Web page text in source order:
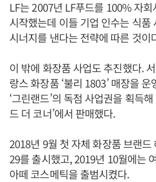
LF는 2007년 LF푸드를 100% 자
시작했는데 이들 기업 인수는 식품
시너지를 낸다는 전략에 따른 것이
이 밖에 화장품 사업도 추진했다.
랑스 화장품 ‘불리 1803’ 매장을
‘그린랜드’의 독점 사업권을 획득
드 더 코너’에서 판매했다.
2018년 9월 첫 자체 화장품 브랜
29를 출시했고, 2019년 10월에는
아떼 코스메틱을 출범시켰다.